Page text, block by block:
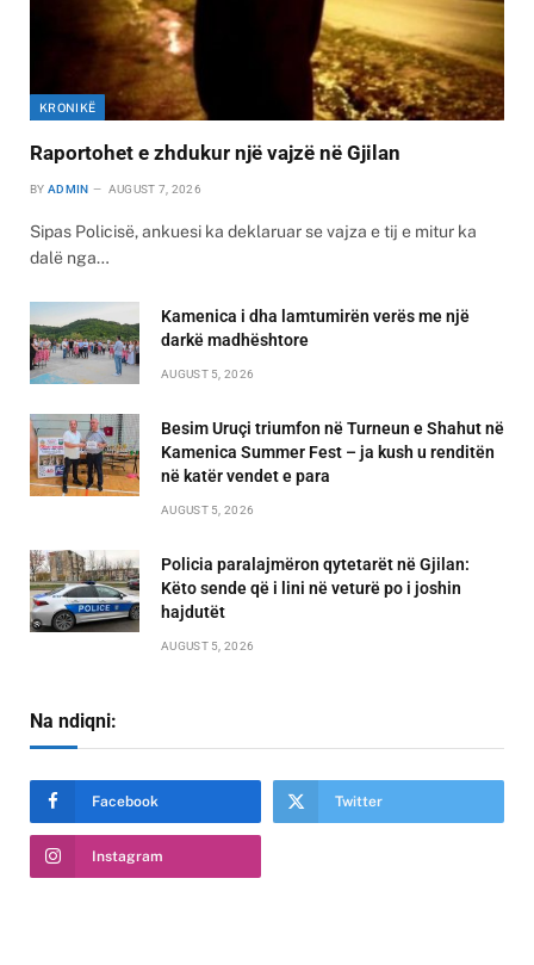
KRONIKË
Raportohet e zhdukur një vajzë në Gjilan
BY ADMIN AUGUST 7, 2026
Sipas Policisë, ankuesi ka deklaruar se vajza e tij e mitur ka
dalë nga…
Kamenica i dha lamtumirën verës me një
darkë madhështore
AUGUST 5, 2026
Besim Uruçi triumfon në Turneun e Shahut në
Kamenica Summer Fest – ja kush u renditën
në katër vendet e para
AUGUST 5, 2026
Policia paralajmëron qytetarët në Gjilan:
Këto sende që i lini në veturë po i joshin
hajdutët
AUGUST 5, 2026
Na ndiqni:
Facebook Twitter
Instagram